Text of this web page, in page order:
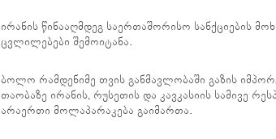
ირანის წინააღმდეგ საერთაშორისო სანქციების
ცვლილებები შემოიტანა.
ბოლო რამდენიმე თვის განმავლობაში გაზის
თაობაზე ირანის, რუსეთის და კავკასიის სამივე
არაერთი მოლაპარაკება გაიმართა.